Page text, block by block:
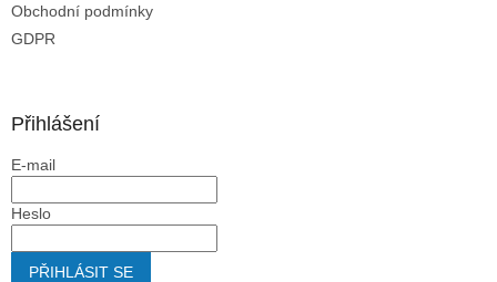
Obchodní podmínky
GDPR
Přihlášení
E-mail
Heslo
PŘIHLÁSIT SE